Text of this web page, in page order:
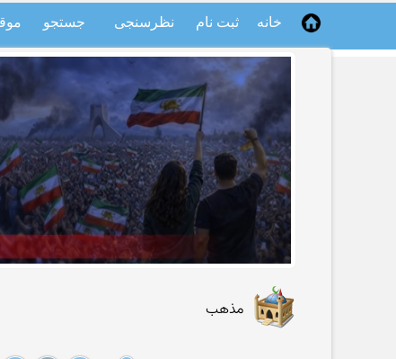
خانه ثبت نام نظرسنجی جستجو
مذهب